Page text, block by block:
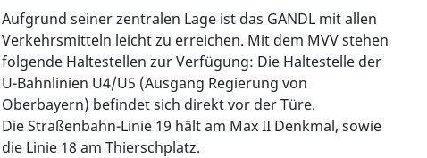
Aufgrund seiner zentralen Lage ist das GANDL mit allen
Verkehrsmitteln leicht zu erreichen. Mit dem MVV stehen
folgende Haltestellen zur Verfügung: Die Haltestelle der
U-Bahnlinien U4/U5 (Ausgang Regierung von
Oberbayern) befindet sich direkt vor der Türe.
Die Straßenbahn-Linie 19 hält am Max II Denkmal, sowie
die Linie 18 am Thierschplatz.